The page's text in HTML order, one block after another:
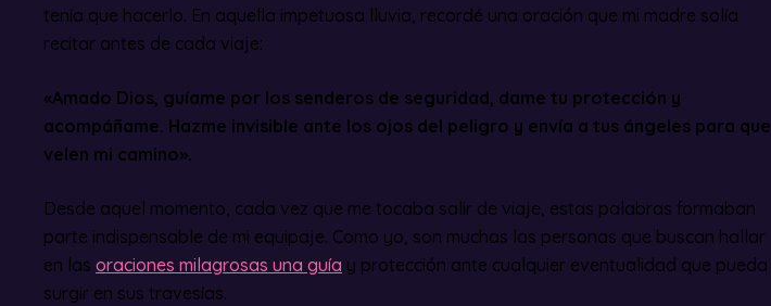
tenía que hacerlo. En aquella impetuosa lluvia, recordé una oración que mi madre solía
recitar antes de cada viaje:
«Amado Dios, guíame por los senderos de seguridad, dame tu protección y
acompáñame. Hazme invisible ante los ojos del peligro y envía a tus ángeles para que
velen mi camino».
Desde aquel momento, cada vez que me tocaba salir de viaje, estas palabras formaban
parte indispensable de mi equipaje. Como yo, son muchas las personas que buscan hallar
en las oraciones milagrosas una guía y protección ante cualquier eventualidad que pueda
surgir en sus travesías.